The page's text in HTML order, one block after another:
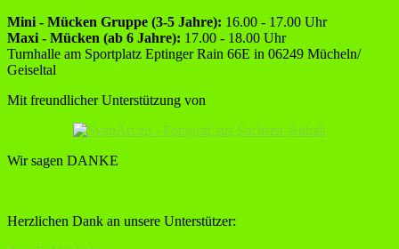
Mini - Mücken Gruppe (3-5 Jahre): 16.00 - 17.00 Uhr
Maxi - Mücken (ab 6 Jahre): 17.00 - 18.00 Uhr
Turnhalle am Sportplatz Eptinger Rain 66E in 06249 Mücheln/
Geiseltal
Mit freundlicher Unterstützung von
Wir sagen DANKE
Herzlichen Dank an unsere Unterstützer: